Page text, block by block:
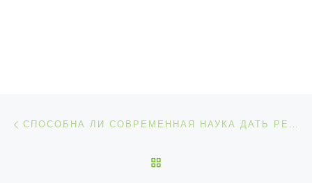
СПОСОБНА ЛИ СОВРЕМЕННАЯ НАУКА ДАТЬ РЕШЕНИЕ ЧЕЛОВЕЧЕСТВУ?